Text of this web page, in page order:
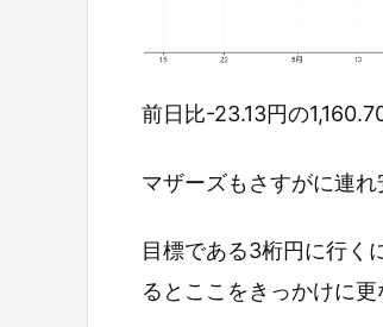
前日比-23.13円の1,160.70
マザーズもさすがに連れ
目標である3桁円に行く
るとここをきっかけに